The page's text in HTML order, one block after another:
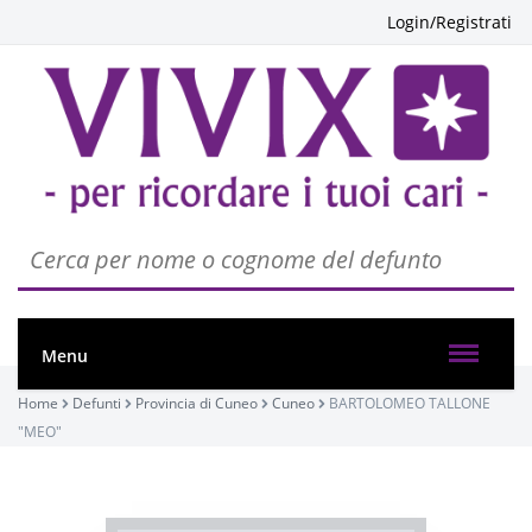
Login/Registrati
Menu
Home Defunti Provincia di Cuneo Cuneo
BARTOLOMEO TALLONE
"MEO"FUNERALE